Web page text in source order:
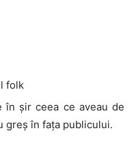
șir ceea ce aveau de
greș în fața publicului.